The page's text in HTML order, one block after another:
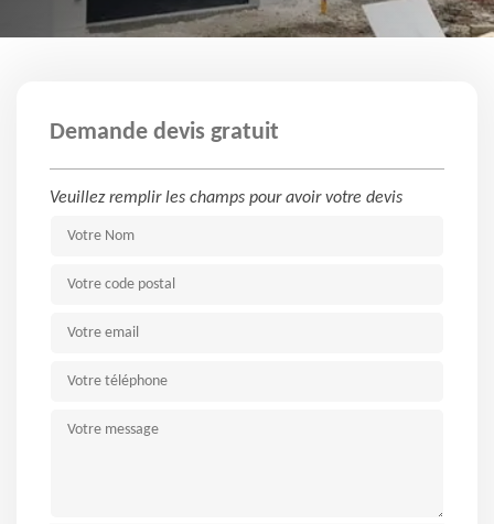
Demande devis gratuit
Veuillez remplir les champs pour avoir votre devis